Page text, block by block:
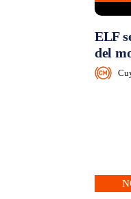
ELF
del